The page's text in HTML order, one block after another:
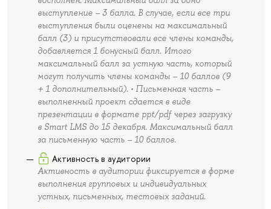
выступление – 3 балла. В случае, если все три
выступления были оценены на максимальный
балл (3) и присутствовали все члены команды,
добавляется 1 бонусный балл. Итого
максимальный балл за устную часть, который
могут получить члены команды – 10 баллов (9
+ 1 дополнительный). • Письменная часть –
выполненный проект сдается в виде
презентации в формате ppt/pdf через загрузку
в Smart LMS до 15 декабря. Максимальный балл
за письменную часть – 10 баллов.
Активность в аудитории
Активность в аудитории фиксируется в форме
выполнения групповых и индивидуальных
устных, письменных, тестовых заданий.